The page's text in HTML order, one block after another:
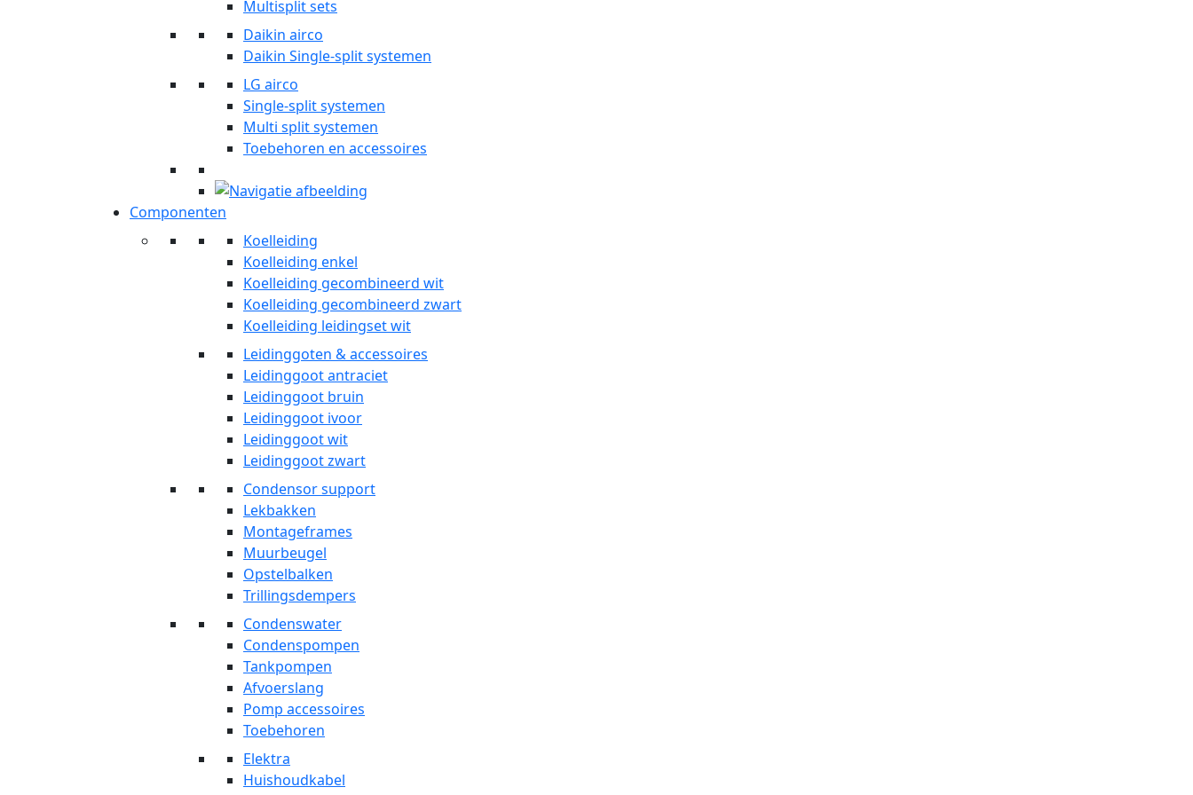
Multisplit sets
Daikin airco
Daikin Single-split systemen
LG airco
Single-split systemen
Multi split systemen
Toebehoren en accessoires
Componenten
Koelleiding
Koelleiding enkel
Koelleiding gecombineerd wit
Koelleiding gecombineerd zwart
Koelleiding leidingset wit
Leidinggoten & accessoires
Leidinggoot antraciet
Leidinggoot bruin
Leidinggoot ivoor
Leidinggoot wit
Leidinggoot zwart
Condensor support
Lekbakken
Montageframes
Muurbeugel
Opstelbalken
Trillingsdempers
Condenswater
Condenspompen
Tankpompen
Afvoerslang
Pomp accessoires
Toebehoren
Elektra
Huishoudkabel